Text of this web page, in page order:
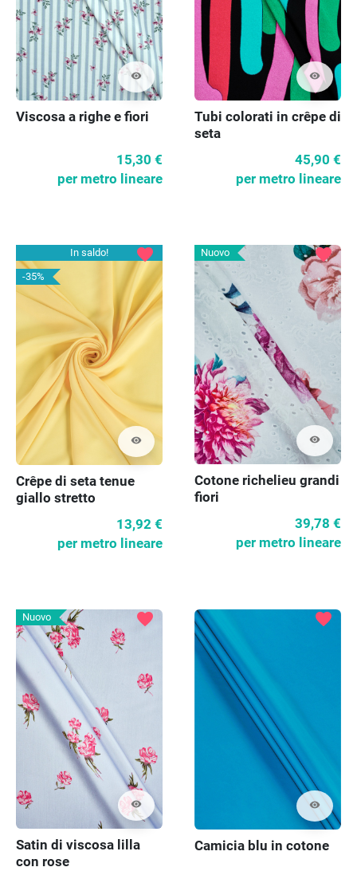
visibility
Viscosa a righe e fiori
15,30 €
per metro lineare
visibility
Tubi colorati in crêpe di
seta
45,90 €
per metro lineare
In saldo!
-35%
visibility
favorite
Crêpe di seta tenue
giallo stretto
13,92 €
per metro lineare
Nuovo
visibility
favorite
Cotone richelieu grandi
fiori
39,78 €
per metro lineare
Nuovo
visibility
favorite
Satin di viscosa lilla
con rose
visibility
favorite
Camicia blu in cotone